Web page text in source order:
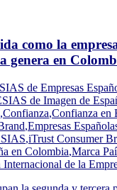
como la
genera en
de Empresas
de Imagen de
,Confianza,Confianza en
,Empresas
,iTrust Consumer
en Colombia,Marca
de la